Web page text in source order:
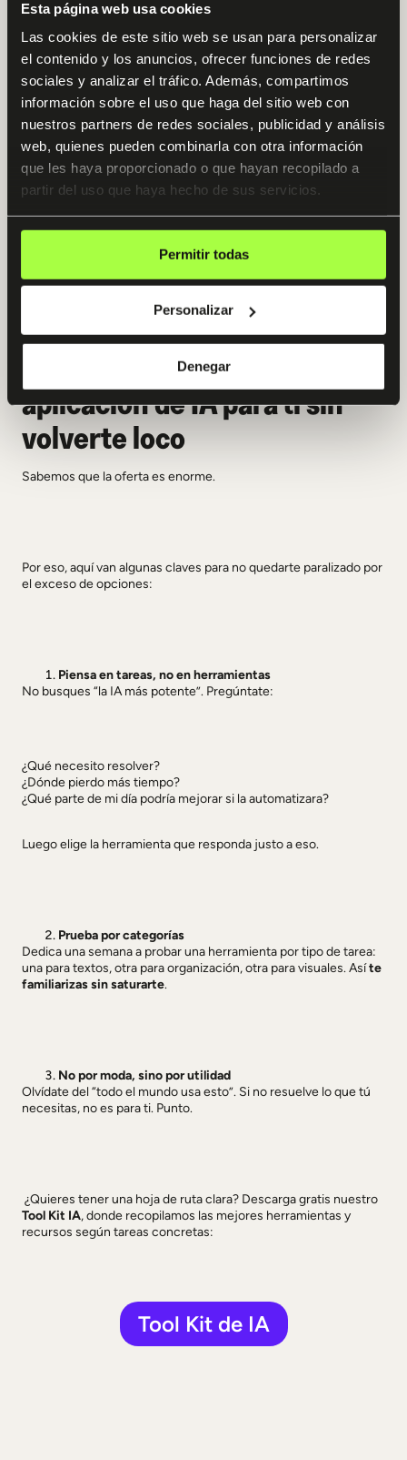
Esta página web usa cookies
Las cookies de este sitio web se usan para personalizar
el contenido y los anuncios, ofrecer funciones de redes
sociales y analizar el tráfico. Además, compartimos
información sobre el uso que haga del sitio web con
nuestros partners de redes sociales, publicidad y análisis
web, quienes pueden combinarla con otra información
que les haya proporcionado o que hayan recopilado a
partir del uso que haya hecho de sus servicios.
Permitir todas
Personalizar
Denegar
Otter.ai
Graba lo que dices y lo convierte automáticamente en texto.
Ideal para transcribir reuniones, hacer notas de clase o dictar
ideas mientras caminas.
Lensa
fondos, crea efectos… y todo desde el móvil.
Cómo elegir la mejor
aplicación de IA para ti sin
volverte loco
Sabemos que la oferta es enorme.
Por eso, aquí van algunas claves para no quedarte paralizado por
el exceso de opciones:
Piensa en tareas, no en herramientas
No busques “la IA más potente”. Pregúntate:
¿Qué necesito resolver?
¿Dónde pierdo más tiempo?
¿Qué parte de mi día podría mejorar si la automatizara?
Luego elige la herramienta que responda justo a eso.
Prueba por categorías
Dedica una semana a probar una herramienta por tipo de tarea:
una para textos, otra para organización, otra para visuales. Asíte
familiarizas sin saturarte.
No por moda, sino por utilidad
Olvídate del “todo el mundo usa esto”. Si no resuelve lo que tú
necesitas, no es para ti. Punto.
¿Quieres tener una hoja de ruta clara? Descarga gratis nuestro
Tool Kit IA, donde recopilamos las mejores herramientas y
recursos según tareas concretas:
Tool Kit de IA